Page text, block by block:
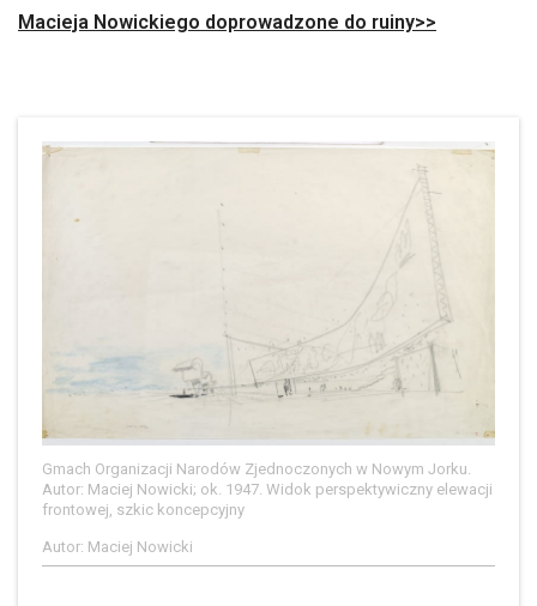
Macieja Nowickiego doprowadzone do ruiny>>
Gmach Organizacji Narodów Zjednoczonych w Nowym Jorku.
Autor: Maciej Nowicki; ok. 1947. Widok perspektywiczny elewacji
frontowej, szkic koncepcyjny
Autor: Maciej Nowicki